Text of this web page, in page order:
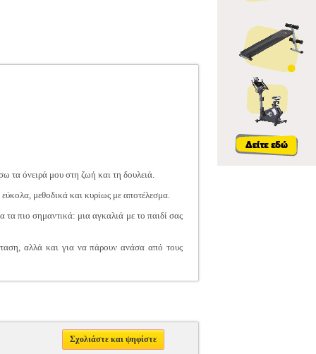
τα όνειρά μου στη ζωή και τη δουλειά.
μεθοδικά και κυρίως με αποτέλεσμα.
τα πιο σημαντικά: μια αγκαλιά με το παιδί σας
αλλά και για να πάρουν ανάσα από τους
Σχολιάστε και ψηφίστε